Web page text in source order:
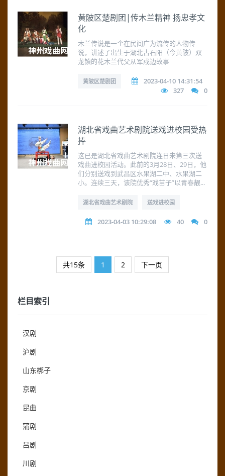
黄陂区楚剧团|传木兰精神 扬忠孝文
化
木兰传说是一个在民间广为流传的人物传
说，讲述了出生于湖北古石阳（今黄陂）双
龙镇的花木兰代父从军戍边故事
黄陂区楚剧团
2023-04-10 14:31:54
327
0
湖北省戏曲艺术剧院送戏进校园受热
捧
这已是湖北省戏曲艺术剧院连日来第三次送
戏曲进校园活动。此前的3月28日、29日，他
们分别送戏到武昌区水果湖二中、水果湖二
小。连续三天，该院优秀“戏苗子”以青春靓...
湖北省戏曲艺术剧院 送戏进校园
2023-04-03 10:29:08 40 0
共15条 1 2 下一页
栏目索引
汉剧
沪剧
山东梆子
京剧
昆曲
蒲剧
吕剧
川剧